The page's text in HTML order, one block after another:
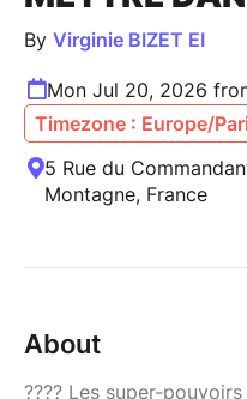
By Virginie BIZET EI
Mon Jul 20, 2026
Timezone : Europe/
5 Rue du
Montagne, France
About
???? Les super-